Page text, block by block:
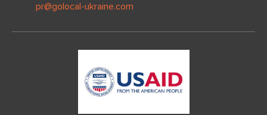
pr@golocal-ukraine.com